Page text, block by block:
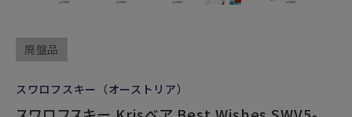
廃盤品
スワロフスキー（オーストリア）